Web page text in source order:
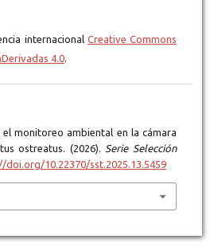
internacional Creative Commons
4.0.
monitoreo ambiental en la cámara
ostreatus. (2026). Serie Selección
doi.org/10.22370/sst.2025.13.5459